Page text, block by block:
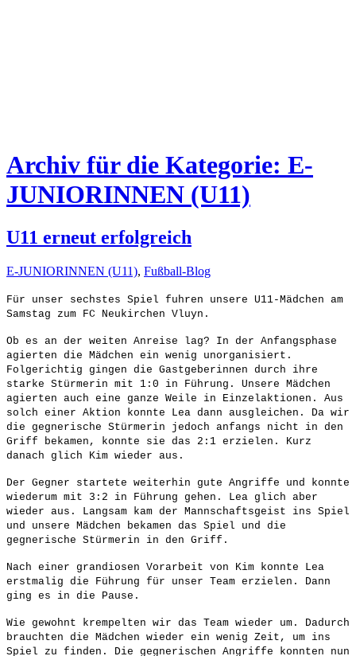
Archiv für die Kategorie: E-
JUNIORINNEN (U11)
U11 erneut erfolgreich
E-JUNIORINNEN (U11), Fußball-Blog
Für unser sechstes Spiel fuhren unsere U11-Mädchen am
Samstag zum FC Neukirchen Vluyn.
Ob es an der weiten Anreise lag? In der Anfangsphase
agierten die Mädchen ein wenig unorganisiert.
Folgerichtig gingen die Gastgeberinnen durch ihre
starke Stürmerin mit 1:0 in Führung. Unsere Mädchen
agierten auch eine ganze Weile in Einzelaktionen. Aus
solch einer Aktion konnte Lea dann ausgleichen. Da wir
die gegnerische Stürmerin jedoch anfangs nicht in den
Griff bekamen, konnte sie das 2:1 erzielen. Kurz
danach glich Kim wieder aus.
Der Gegner startete weiterhin gute Angriffe und konnte
wiederum mit 3:2 in Führung gehen. Lea glich aber
wieder aus. Langsam kam der Mannschaftsgeist ins Spiel
und unsere Mädchen bekamen das Spiel und die
gegnerische Stürmerin in den Griff.
Nach einer grandiosen Vorarbeit von Kim konnte Lea
erstmalig die Führung für unser Team erzielen. Dann
ging es in die Pause.
Wie gewohnt krempelten wir das Team wieder um. Dadurch
brauchten die Mädchen wieder ein wenig Zeit, um ins
Spiel zu finden. Die gegnerischen Angriffe konnten nun